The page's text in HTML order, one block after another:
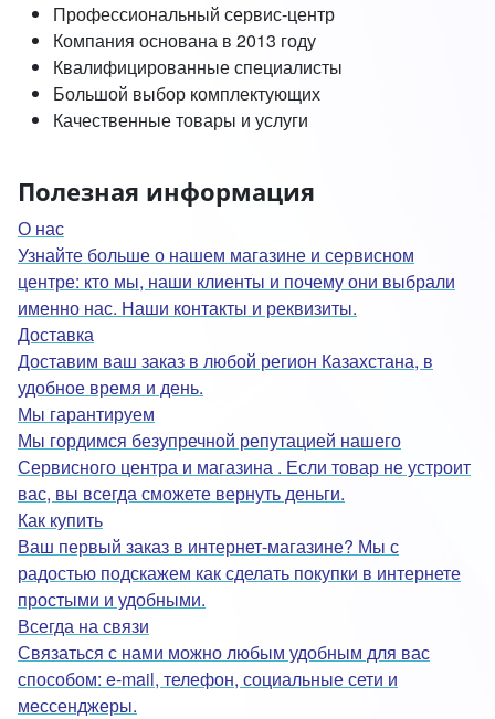
Профессиональный сервис-центр
Компания основана в 2013 году
Квалифицированные специалисты
Большой выбор комплектующих
Качественные товары и услуги
Полезная информация
О нас
Узнайте больше о нашем магазине и сервисном
центре: кто мы, наши клиенты и почему они выбрали
именно нас. Наши контакты и реквизиты.
Доставка
Доставим ваш заказ в любой регион Казахстана, в
удобное время и день.
Мы гарантируем
Мы гордимся безупречной репутацией нашего
Сервисного центра и магазина . Если товар не устроит
вас, вы всегда сможете вернуть деньги.
Как купить
Ваш первый заказ в интернет-магазине? Мы с
радостью подскажем как сделать покупки в интернете
простыми и удобными.
Всегда на связи
Связаться с нами можно любым удобным для вас
способом: e-mail, телефон, социальные сети и
мессенджеры.